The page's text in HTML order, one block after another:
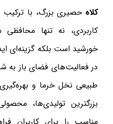
کلاه حصیری بزرگ، با
کاربردی، نه تنها
خورشید است بلکه گزینه‌ای
در فعالیت‌های فضای باز به
طبیعی نخل خرما و
بزرگترین تولیدی‌ها،